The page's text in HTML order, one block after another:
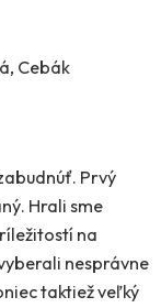
Cebák
Prvý
Hrali sme
na
nesprávne
taktiež veľký